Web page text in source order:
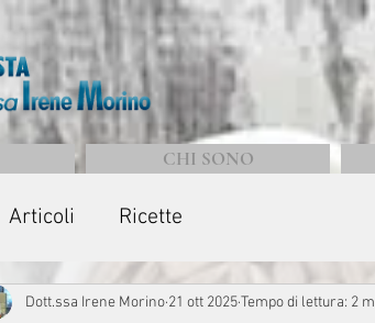
CHI SONO
Articoli Ricette
Dott.ssa Irene Morino 21 ott 2025Tempo di lettura: 2